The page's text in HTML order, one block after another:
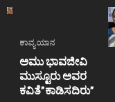
ಕಾವ್ಯಯಾನ
ಅಮು ಭಾವಜೀವಿ
ಮುಸ್ಟೂರು ಅವರ
ಕವಿತೆ”ಕಾಡಿಸದಿರು”